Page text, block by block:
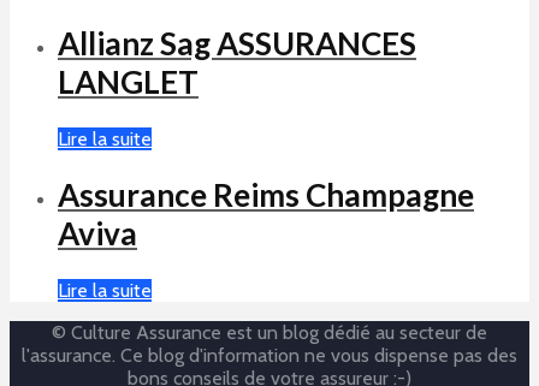
Allianz Sag ASSURANCES
LANGLET
Lire la suite
Assurance Reims Champagne
Aviva
Lire la suite
© Culture Assurance est un blog dédié au secteur de
l'assurance. Ce blog d'information ne vous dispense pas des
bons conseils de votre assureur :-)